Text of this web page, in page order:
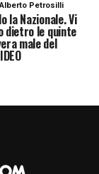
Petrosilli
la Nazionale. Vi
dietro le quinte
male del